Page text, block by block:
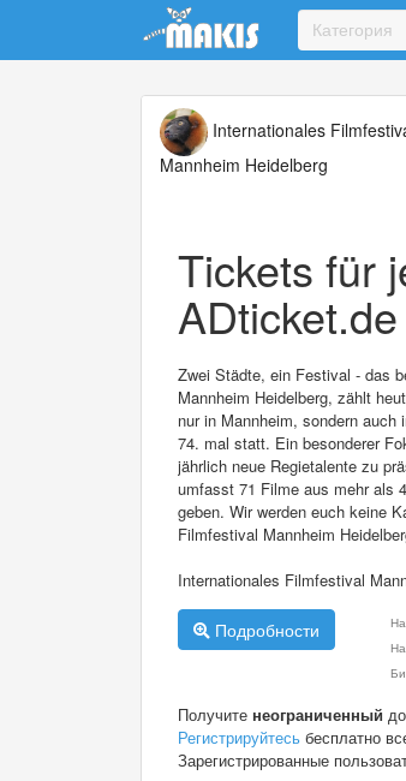
Update cookies preferences
Категория
Internationales
Mannheim Heidelberg
Tickets für
Zwei Städte, ein Festival - das
Mannheim Heidelberg, zählt
nur in Mannheim, sondern
74. mal statt. Ein besonderer
jährlich neue Regietalente zu
umfasst 71 Filme aus mehr als
geben. Wir werden euch keine
Filmfestival Mannheim
Internationales Filmfestival
Подробности
Получите неограниченный
Регистрируйтесь бесплатно
Зарегистрированные